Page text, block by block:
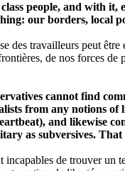
people, and with
our borders, local
des travailleurs peut
de nos forces de
cannot find
from any notions
and likewise
as subversives. That
de trouver un